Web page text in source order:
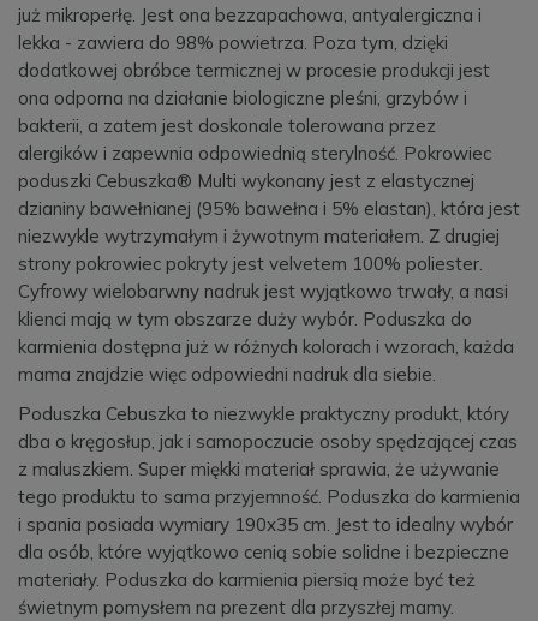
już mikroperłę. Jest ona bezzapachowa, antyalergiczna i
lekka - zawiera do 98% powietrza. Poza tym, dzięki
dodatkowej obróbce termicznej w procesie produkcji jest
ona odporna na działanie biologiczne pleśni, grzybów i
bakterii, a zatem jest doskonale tolerowana przez
alergików i zapewnia odpowiednią sterylność. Pokrowiec
poduszki Cebuszka® Multi wykonany jest z elastycznej
dzianiny bawełnianej (95% bawełna i 5% elastan), która jest
niezwykle wytrzymałym i żywotnym materiałem. Z drugiej
strony pokrowiec pokryty jest velvetem 100% poliester.
Cyfrowy wielobarwny nadruk jest wyjątkowo trwały, a nasi
klienci mają w tym obszarze duży wybór. Poduszka do
karmienia dostępna już w różnych kolorach i wzorach, każda
mama znajdzie więc odpowiedni nadruk dla siebie.
Poduszka Cebuszka to niezwykle praktyczny produkt, który
dba o kręgosłup, jak i samopoczucie osoby spędzającej czas
z maluszkiem. Super miękki materiał sprawia, że używanie
tego produktu to sama przyjemność. Poduszka do karmienia
i spania posiada wymiary 190x35 cm. Jest to idealny wybór
dla osób, które wyjątkowo cenią sobie solidne i bezpieczne
materiały. Poduszka do karmienia piersią może być też
świetnym pomysłem na prezent dla przyszłej mamy.